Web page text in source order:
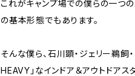
これがキャンプ場での僕らの一つ
の基本形態でもあります。
そんな僕ら、石川顕・ジェリー鵜
HEAVY」なインドア＆アウトドアス